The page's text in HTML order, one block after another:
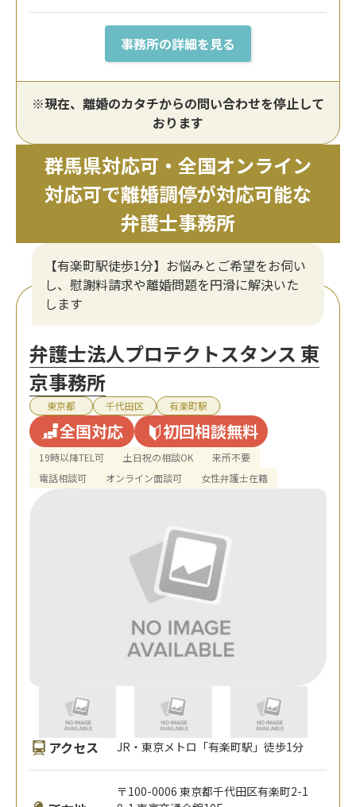
事務所の詳細を見る
※現在、離婚のカタチからの問い合わせを停止して
おります
群馬県対応可・全国オンライン
対応可で離婚調停が対応可能な
弁護士事務所
【有楽町駅徒歩1分】お悩みとご希望をお伺い
し、慰謝料請求や離婚問題を円滑に解決いた
します
弁護士法人プロテクトスタンス 東
京事務所
東京都 千代田区 有楽町駅
全国対応 初回相談無料
19時以降TEL可 土日祝の相談OK
来所不要
電話相談可
オンライン面談可 女性弁護士在籍
アクセス JR・東京メトロ「有楽町駅」徒歩1分
〒100-0006 東京都千代田区有楽町2-1